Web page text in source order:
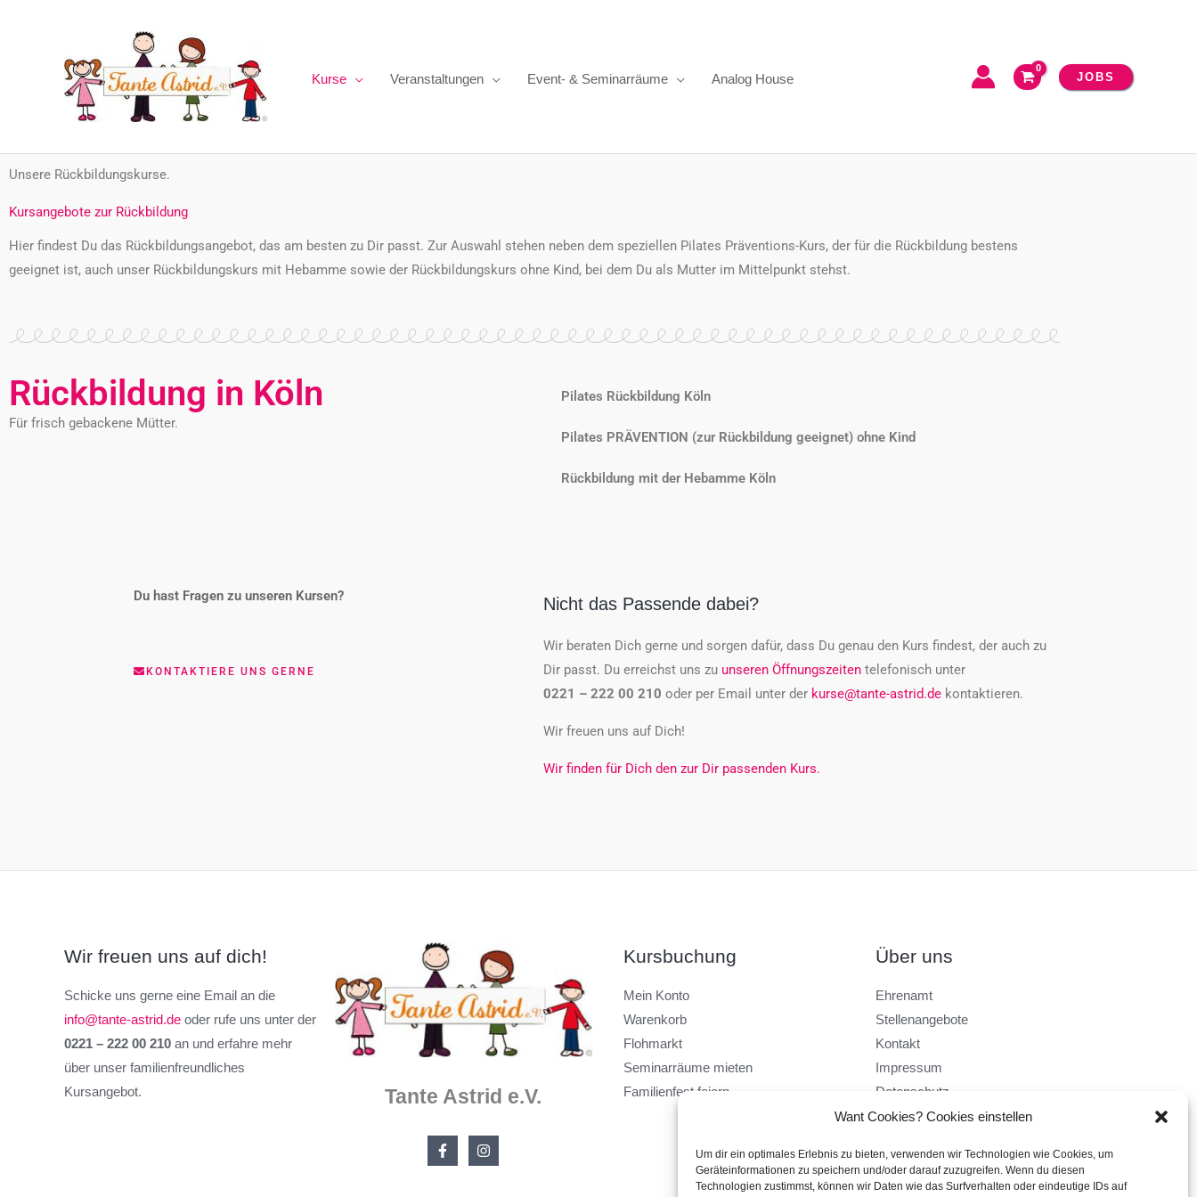
Want Cookies? Cookies einstellen
Um dir ein optimales Erlebnis zu bieten, verwenden wir Technologien wie Cookies, um
Geräteinformationen zu speichern und/oder darauf zuzugreifen. Wenn du diesen
Technologien zustimmst, können wir Daten wie das Surfverhalten oder eindeutige IDs auf
Kurse
Veranstaltungen Event- & Seminarräume Analog House JOBS
Unsere Rückbildungskurse.
Kursangebote zur Rückbildung
Hier findest Du das Rückbildungsangebot, das am besten zu Dir passt. Zur Auswahl stehen neben dem speziellen Pilates Präventions-Kurs, der für die Rückbildung bestens
geeignet ist, auch unser Rückbildungskurs mit Hebamme sowie der Rückbildungskurs ohne Kind, bei dem Du als Mutter im Mittelpunkt stehst.
Rückbildung in Köln
Für frisch gebackene Mütter.
Pilates Rückbildung Köln
Pilates PRÄVENTION (zur Rückbildung geeignet) ohne Kind
Rückbildung mit der Hebamme Köln
Du hast Fragen zu unseren Kursen?
KONTAKTIERE UNS GERNE
Nicht das Passende dabei?
Wir beraten Dich gerne und sorgen dafür, dass Du genau den Kurs findest, der auch zu
Dir passt. Du erreichst uns zu unseren Öffnungszeiten telefonisch unter
0221 – 222 00 210 oder per Email unter der kurse@tante-astrid.de kontaktieren.
Wir freuen uns auf Dich!
Wir finden für Dich den zur Dir passenden Kurs.
Wir freuen uns auf dich!
Schicke uns gerne eine Email an die
info@tante-astrid.de oder rufe uns unter der
0221 – 222 00 210 an und erfahre mehr
über unser familienfreundliches
Kursangebot.
Tante Astrid e.V.
Kursbuchung
Mein Konto
Warenkorb
Flohmarkt
Seminarräume mieten
Familienfest feiern
Über uns
Ehrenamt
Stellenangebote
Kontakt
Impressum
Datenschutz
AGB